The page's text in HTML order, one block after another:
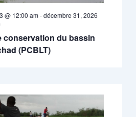
conservation du bassin
(PCBLT)
@ 12:00 am-décembre 31, 2026